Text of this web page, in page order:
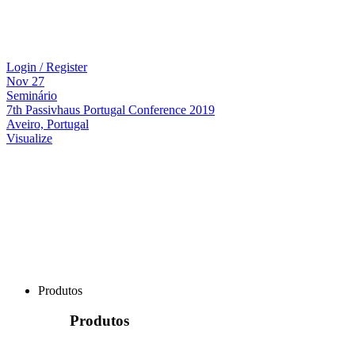
Login / Register
Nov 27
Seminário
7th Passivhaus Portugal Conference 2019
Aveiro, Portugal
Visualize
Produtos
Produtos